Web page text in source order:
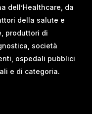
dell’Healthcare, da
della salute e
produttori di
società
ospedali pubblici
e di categoria.